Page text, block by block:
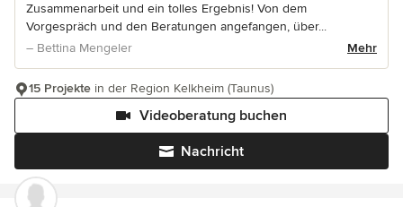
Zusammenarbeit und ein tolles Ergebnis! Von dem
Vorgespräch und den Beratungen angefangen, über...
– Bettina Mengeler
Mehr
Nachricht
Videoberatung buchen
15 Projekte in der Region Kelkheim (Taunus)